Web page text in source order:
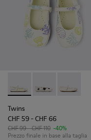
Twins - K800486-005 -
Twins -Twins -
Twins
CHF 59 - CHF 66
CHF 99 - CHF 110 -40%
Prezzo finale in base alla taglia